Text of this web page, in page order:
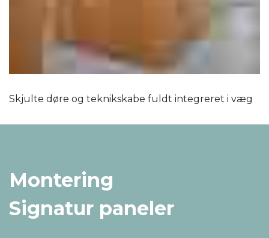
Skjulte døre og teknikskabe fuldt integreret i væg
Montering
Signatur paneler